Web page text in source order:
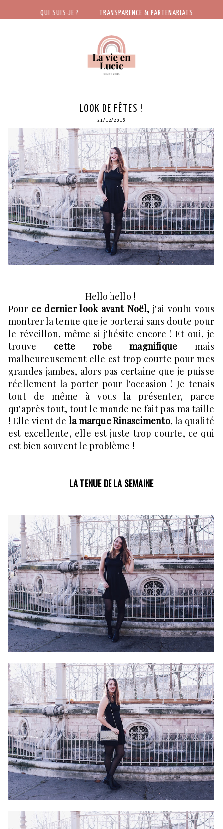
LOOK DE FÊTES !
21/12/2016
Hello hello !
Pour ce dernier look avant Noël, j'ai voulu vous
montrer la tenue que je porterai sans doute pour
le réveillon, même si j'hésite encore ! Et oui, je
trouve cette robe magnifiquemais
malheureusement elle est trop courte pour mes
grandes jambes, alors pas certaine que je puisse
réellement la porter pour l'occasion ! Je tenais
tout de même à vous la présenter, parce
qu'après tout, tout le monde ne fait pas ma taille
! Elle vient de la marque Rinascimento, la qualité
est excellente, elle est juste trop courte, ce qui
est bien souvent le problème !
LA TENUE DE LA SEMAINE
QUI SUIS-JE ? TRANSPARENCE & PARTENARIATS